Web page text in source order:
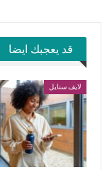
قد يعجبك ايضا
لايف ستايل